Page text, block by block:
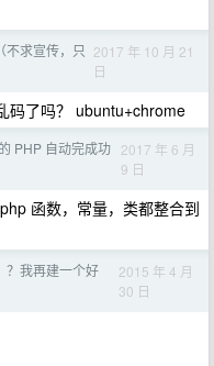
不求宣传，只 2017 年 10 月 21
日
码了吗？ ubuntu+chrome
PHP 自动完成功 2017 年 6 月
9 日
函数，常量，类都整合到
？我再建一个好
2015 年 4 月
30 日